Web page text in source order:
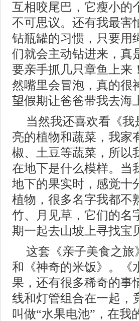
互相咬尾巴，它瘦小的
不可思议。还有我最害
钻瓶罐的习惯，只要用
们就会主动钻进来，真
要亲手抓几只章鱼上来
然嘴里会冒泡，真的很
望假期让爸爸带我去海
当然我还喜欢看《
亮的植物和蔬菜，我家
椒、土豆等蔬菜，所以
在地下是什么模样。当
地下的果实时，感觉十
植物，很多名字我都不
竹、月见草，它们的名
期一起去山坡上寻找宝
这套《亲子美食之
和《神奇的米饭》。《
果，还有很多稀奇的事
线和灯管组合在一起，
叫做“水果电池”，在我